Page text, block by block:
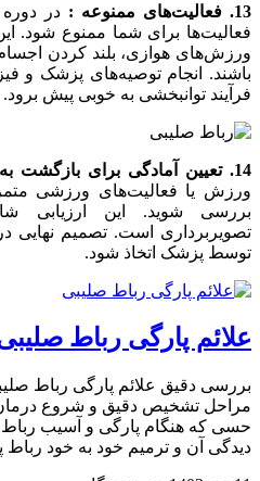
13. فعالیت‌های ممنوعه :
در
فعالیت‌ها برای شما ممنوع شود.
ورزش‌های هوازی، بلند کردن
باشند. انجام توصیه‌های پزشک و
فرآیند توانبخشی به خوبی پیش برود.
14. تعیین آمادگی برای بازگشت به ورزش :
ورزش یا فعالیت‌های ورزشی
بررسی شوید. این ارزیابی
تصویربرداری است. تصمیم نهایی
توسط پزشک اتخاذ شود.
علائم پارگی رباط
بررسی دقیق علائم پارگی رباط
مراحل تشخیص دقیق و شروع
حسی که هنگام پارگی و آسیب
دیدگی آن و ترمیم خود به خود رباط